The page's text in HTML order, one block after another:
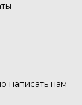
написать нам